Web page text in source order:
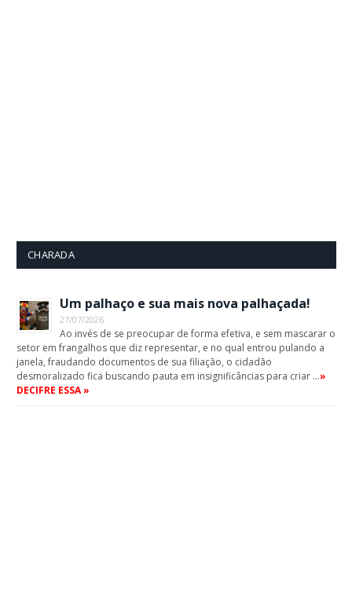
CHARADA
Um palhaço e sua mais nova palhaçada!
27/07/2026
Ao invés de se preocupar de forma efetiva, e sem mascarar o
setor em frangalhos que diz representar, e no qual entrou pulando a
janela, fraudando documentos de sua filiação, o cidadão
desmoralizado fica buscando pauta em insignificâncias para criar …»
DECIFRE ESSA »